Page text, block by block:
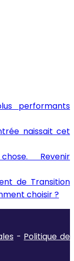
performants
naissait cet
Revenir
de Transition
choisir ?
- Politique de